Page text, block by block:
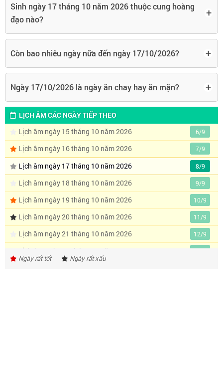
Sinh ngày 17 tháng 10 năm 2026 thuộc cung hoàng
đạo nào?
+
Còn bao nhiêu ngày nữa đến ngày 17/10/2026? +
Ngày 17/10/2026 là ngày ăn chay hay ăn mặn? +
LỊCH ÂM CÁC NGÀY TIẾP THEO
Lịch âm ngày 15 tháng 10 năm 2026
6/9
Lịch âm ngày 16 tháng 10 năm 2026 7/9
Lịch âm ngày 17 tháng 10 năm 2026 8/9
Lịch âm ngày 18 tháng 10 năm 2026 9/9
Lịch âm ngày 19 tháng 10 năm 2026 10/9
Lịch âm ngày 20 tháng 10 năm 2026 11/9
Lịch âm ngày 21 tháng 10 năm 2026 12/9
Lịch âm ngày 22 tháng 10 năm 2026 13/9
Ngày rất tốt Ngày rất xấu